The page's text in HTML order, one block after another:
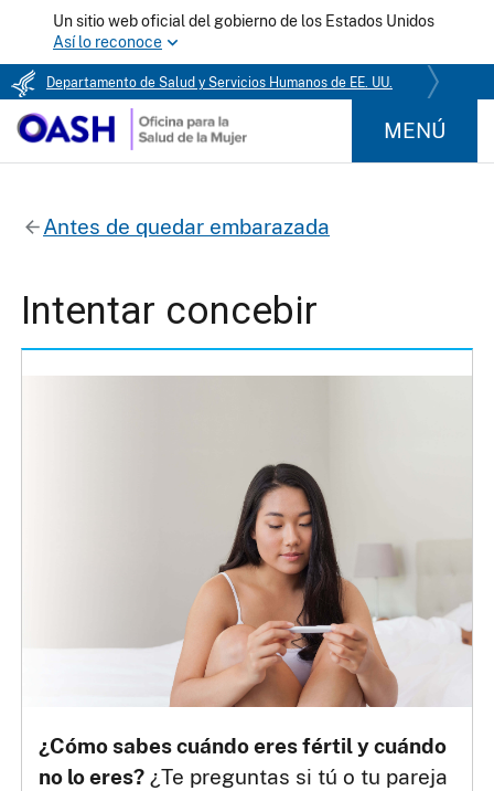
Un sitio web oficial del gobierno de los Estados Unidos
Así lo reconoce
Departamento de Salud y Servicios Humanos de EE. UU.
MENÚ
Antes de quedar embarazada
Intentar concebir
¿Cómo sabes cuándo eres fértil y cuándo
no lo eres? ¿Te preguntas si tú o tu pareja